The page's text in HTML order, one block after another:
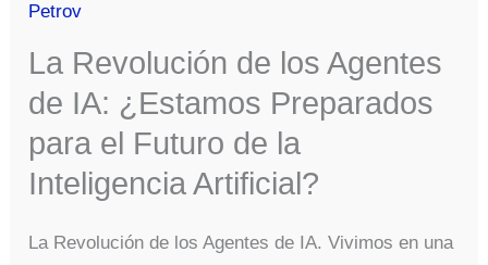
Petrov
La Revolución de los Agentes
de IA: ¿Estamos Preparados
para el Futuro de la
Inteligencia Artificial?
La Revolución de los Agentes de IA. Vivimos en una